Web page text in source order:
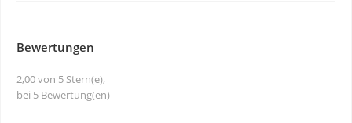
Bewertungen
2,00 von 5 Stern(e),
bei 5 Bewertung(en)